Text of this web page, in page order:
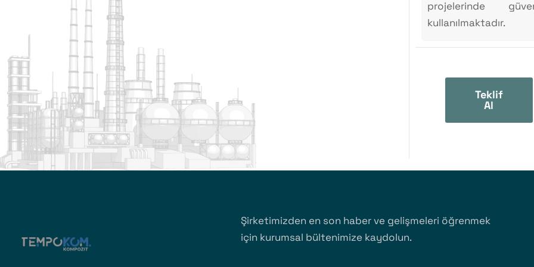
projelerinde
kullanılmaktadır.
Teklif
Al
Şirketimizden en son haber ve gelişmeleri öğrenmek
için kurumsal bültenimize kaydolun.